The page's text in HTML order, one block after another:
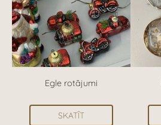
Egle rotājumi
SKATĪT